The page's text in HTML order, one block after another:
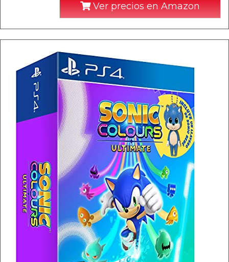
Ver precios en Amazon